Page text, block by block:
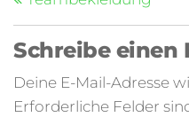
Schreibe einen
Deine E-Mail-Adresse
Erforderliche Felder